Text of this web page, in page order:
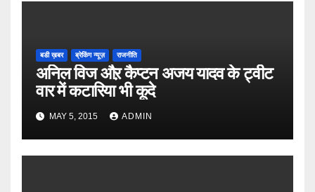
बडी ख़बर ब्रेकिंग न्यूज़ राजनीति
अनिल विज औऱ कैप्टन अजय यादव के ट्वीट
वार में कटारिया भी कूदे
MAY 5, 2015 ADMIN